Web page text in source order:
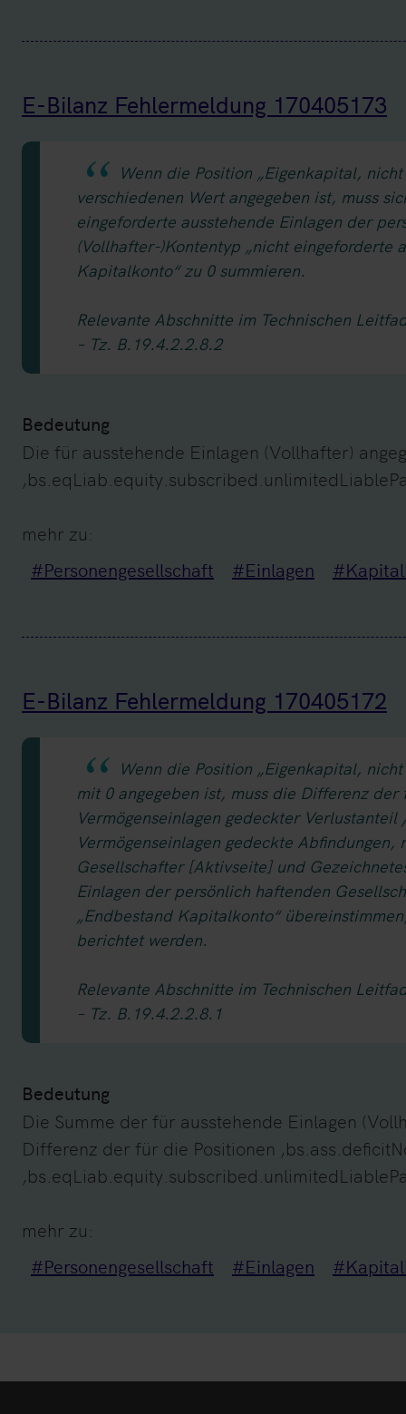
E-Bilanz Fehlermeldung 170405173
Wenn die Position „Eigenkapital,
verschiedenen Wert angegeben ist, muss
eingeforderte ausstehende Einlagen der
(Vollhafter-)Kontentyp „nicht eingeforderte
Kapitalkonto“ zu 0 summieren.
Relevante Abschnitte im Technischen
– Tz. B.19.4.2.2.8.2
Bedeutung
Die für ausstehende Einlagen (Vollhafter)
mehr zu:
#Personengesellschaft
#Einlagen
E-Bilanz Fehlermeldung 170405172
Wenn die Position „Eigenkapital,
mit 0 angegeben ist, muss die Differenz
Vermögenseinlagen gedeckter
Vermögenseinlagen gedeckte
Gesellschafter [Aktivseite] und
Einlagen der persönlich haftenden
„Endbestand Kapitalkonto“
berichtet werden.
Relevante Abschnitte im Technischen
– Tz. B.19.4.2.2.8.1
Bedeutung
Die Summe der für ausstehende Einlagen
Differenz der für die Positionen
mehr zu:
#Personengesellschaft
#Einlagen